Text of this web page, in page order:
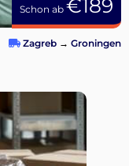
Schon ab €189
Zagreb → Groningen